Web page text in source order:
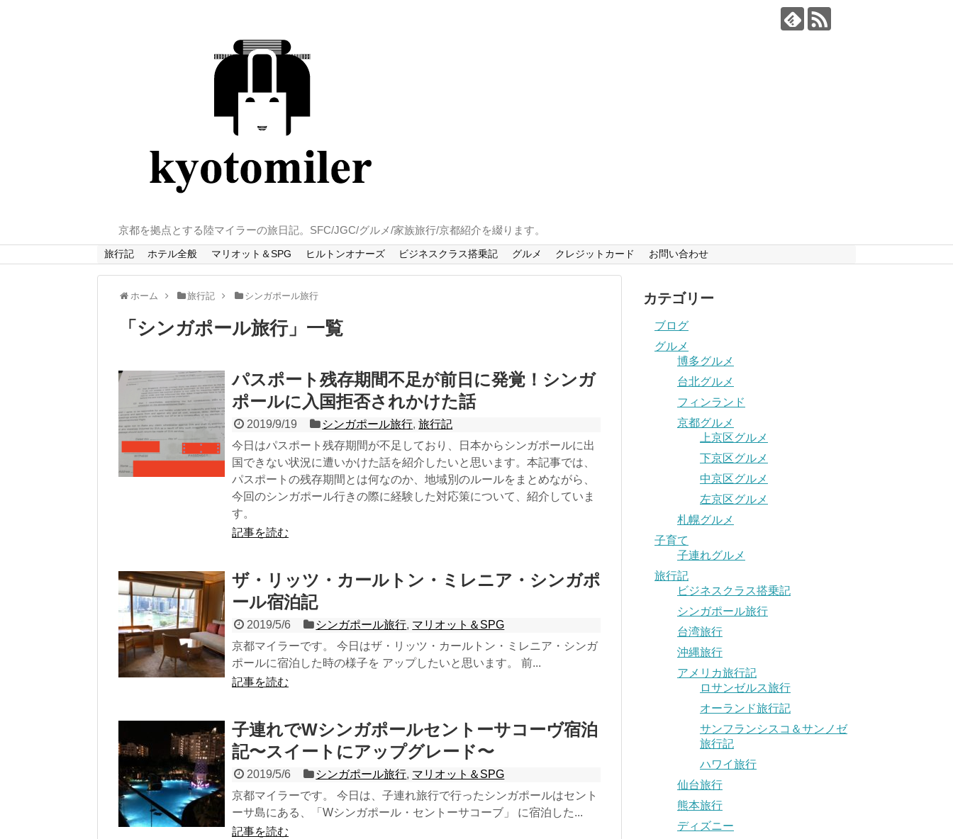
京都を拠点とする陸マイラーの旅日記。SFC/JGC/グルメ/家族旅行/京都紹介を綴ります。
旅行記 ホテル全般 マリオット＆SPG ヒルトンオナーズ ビジネスクラス搭乗記 グルメ クレジットカード お問い合わせ
ホーム 旅行記 シンガポール旅行
「 シンガポール旅行」 一覧
パスポート残存期間不足が前日に発覚！シンガ
ポールに入国拒否されかけた話
2019/9/19 シンガポール旅行,旅行記
今日はパスポート残存期間が不足しており、日本からシンガポールに出
国できない状況に遭いかけた話を紹介したいと思います。本記事では、
パスポートの残存期間とは何なのか、地域別のルールをまとめながら、
今回のシンガポール行きの際に経験した対応策について、紹介していま
す。
記事を読む
ザ・リッツ・カールトン・ミレニア・シンガポ
ール宿泊記
2019/5/6 シンガポール旅行, マリオット＆SPG
京都マイラーです。 今日はザ・リッツ・カールトン・ミレニア・シンガ
ポールに宿泊した時の様子を アップしたいと思います。 前...
記事を読む
子連れでWシンガポールセントーサコーヴ宿泊
記〜スイートにアップグレード〜
2019/5/6 シンガポール旅行, マリオット＆SPG
京都マイラーです。 今日は、子連れ旅行で行ったシンガポールはセント
ーサ島にある、「Wシンガポール・セントーサコーブ」 に宿泊した...
記事を読む
カテゴリー
ブログ
グルメ
博多グルメ
台北グルメ
フィンランド
京都グルメ
上京区グルメ
下京区グルメ
中京区グルメ
左京区グルメ
札幌グルメ
子育て
子連れグルメ
旅行記
ビジネスクラス搭乗記
シンガポール旅行
台湾旅行
沖縄旅行
アメリカ旅行記
ロサンゼルス旅行
オーランド旅行記
サンフランシスコ＆サンノゼ
旅行記
ハワイ旅行
仙台旅行
熊本旅行
ディズニー